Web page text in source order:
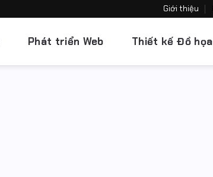
Giới thiệu
Phát triển Web Thiết kế Đồ họa